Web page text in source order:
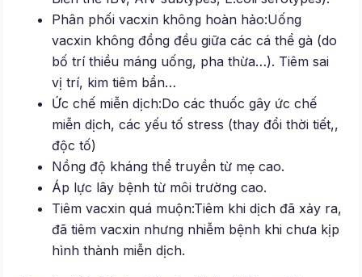
Phân phối vacxin không hoàn hảo:Uống
vacxin không đồng đều giữa các cá thể gà (do
bố trí thiều máng uống, pha thừa…). Tiêm sai
vị trí, kim tiêm bẩn…
Ức chế miễn dịch:Do các thuốc gây ức chế
miễn dịch, các yếu tố stress (thay đổi thời tiết,,
độc tố)
Nồng độ kháng thể truyền từ mẹ cao.
Áp lực lây bệnh từ môi trường cao.
Tiêm vacxin quá muộn:Tiêm khi dịch đã xảy ra,
đã tiêm vacxin nhưng nhiễm bệnh khi chưa kịp
hình thành miễn dịch.